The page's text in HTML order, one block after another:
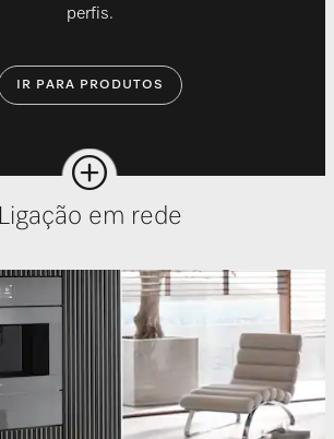
perfis.
IR PARA PRODUTOS
Ligação em rede